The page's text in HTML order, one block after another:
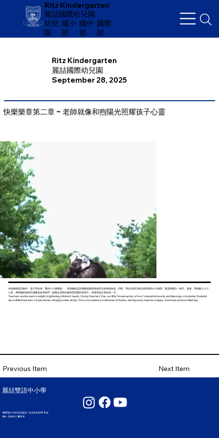
Ritz Kindergarten
麗喆國際幼兒園
幼兒
園
​國小
部
國中
部
國際
部
Ritz Kindergarten
麗喆國際幼兒園
September 28, 2025
快樂樂章第二章 ~ 老師就像和煦陽光照耀孩子心靈
本校教師節活動中，孩子們化身「愛的小小廣播員」，用溫馨的話語傳遞感謝與祝福至全校每個角落；同時，學生也用行動完成老師的小小願望，讓老師開心一整天。最後，學校獻上小小
心意，將滿滿的謝意與溫暖送給老師們，願每位老師在被珍惜與愛的喜悅中，度過幸福又美好的一天。
Teachers are like warm sunlight, brightening children’s hearts. During Teacher’s Day, our little “broadcasters of love” shared kind words and blessings schoolwide. Students
also fulfilled teachers’ simple wishes, bringing smiles all day. The school added a small token of thanks, wishing every teacher a happy, cherished, and love-filled day.
Previous Item Next Item
麗喆雙語中小學
407臺中市西屯區國安二路242巷199號
04 - 2461 - 3099